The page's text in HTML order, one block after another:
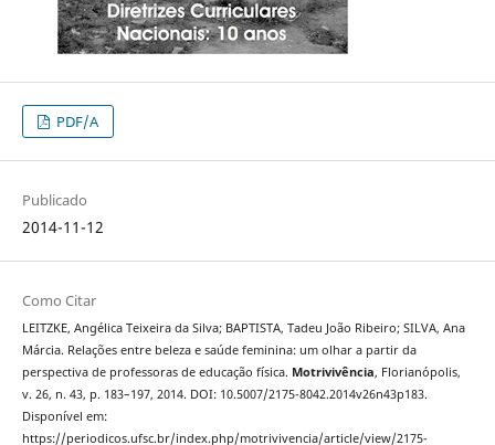
PDF/A
Publicado
2014-11-12
Como Citar
LEITZKE, Angélica Teixeira da Silva; BAPTISTA, Tadeu João Ribeiro; SILVA, Ana
Márcia. Relações entre beleza e saúde feminina: um olhar a partir da
perspectiva de professoras de educação física. Motrivivência, Florianópolis,
v. 26, n. 43, p. 183–197, 2014. DOI: 10.5007/2175-8042.2014v26n43p183.
Disponível em:
https://periodicos.ufsc.br/index.php/motrivivencia/article/view/2175-